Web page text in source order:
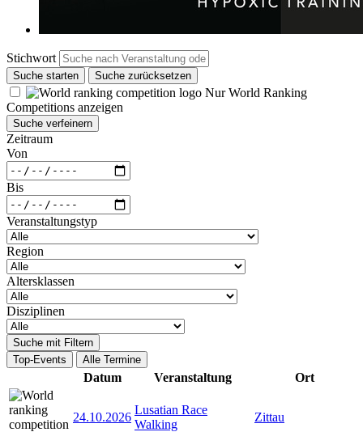
Stichwort
Suche starten Suche zurücksetzen
Nur World Ranking
Competitions anzeigen
Suche verfeinern
Zeitraum
Von
Bis
Veranstaltungstyp
Region
Altersklassen
Disziplinen
Suche mit Filtern
Top-Events
Alle Termine
Datum Veranstaltung Ort
24.10.2026
Lusatian Race
Walking
Zittau